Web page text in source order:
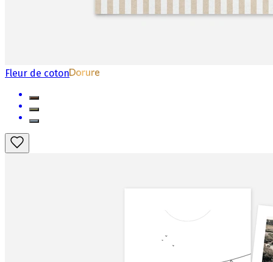
Fleur de coton